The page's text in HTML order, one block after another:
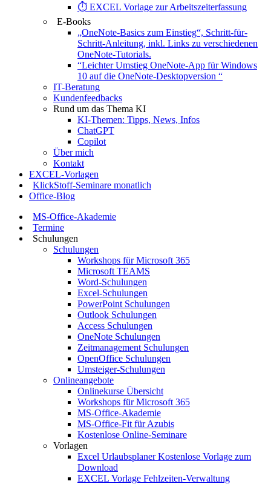
⏱️ EXCEL Vorlage zur Arbeitszeiterfassung
E-Books
„OneNote-Basics zum Einstieg“, Schritt-für-
Schritt-Anleitung, inkl. Links zu verschiedenen
OneNote-Tutorials.
“Leichter Umstieg OneNote-App für Windows
10 auf die OneNote-Desktopversion “
IT-Beratung
Kundenfeedbacks
Rund um das Thema KI
KI-Themen: Tipps, News, Infos
ChatGPT
Copilot
Über mich
Kontakt
EXCEL-Vorlagen
KlickStoff-Seminare monatlich
Office-Blog
MS-Office-Akademie
Termine
Schulungen
Schulungen
Workshops für Microsoft 365
Microsoft TEAMS
Word-Schulungen
Excel-Schulungen
PowerPoint Schulungen
Outlook Schulungen
Access Schulungen
OneNote Schulungen
Zeitmanagement Schulungen
OpenOffice Schulungen
Umsteiger-Schulungen
Onlineangebote
Onlinekurse Übersicht
Workshops für Microsoft 365
MS-Office-Akademie
MS-Office-Fit für Azubis
Kostenlose Online-Seminare
Vorlagen
Excel Urlaubsplaner Kostenlose Vorlage zum
Download
EXCEL Vorlage Fehlzeiten-Verwaltung